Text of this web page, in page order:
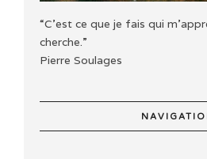
“C'est ce que je fais qui
cherche.”
Pierre Soulages